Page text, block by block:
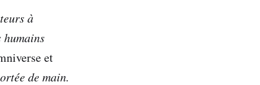
à
humains
et
de main.